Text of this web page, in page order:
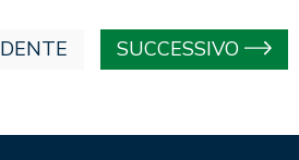
SUCCESSIVO